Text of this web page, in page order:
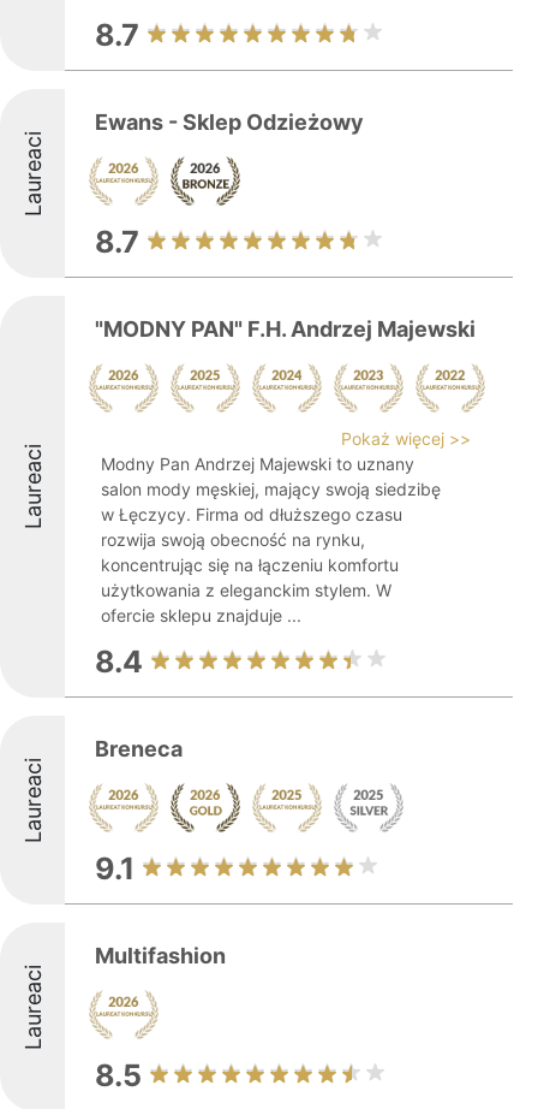
8.7
Laureaci
Ewans - Sklep Odzieżowy
8.7
Laureaci
"MODNY PAN" F.H. Andrzej Majewski
Pokaż więcej >>
Modny Pan Andrzej Majewski to uznany
salon mody męskiej, mający swoją siedzibę
w Łęczycy. Firma od dłuższego czasu
rozwija swoją obecność na rynku,
koncentrując się na łączeniu komfortu
użytkowania z eleganckim stylem. W
ofercie sklepu znajduje ...
8.4
Laureaci
Breneca
9.1
Laureaci
Multifashion
8.5